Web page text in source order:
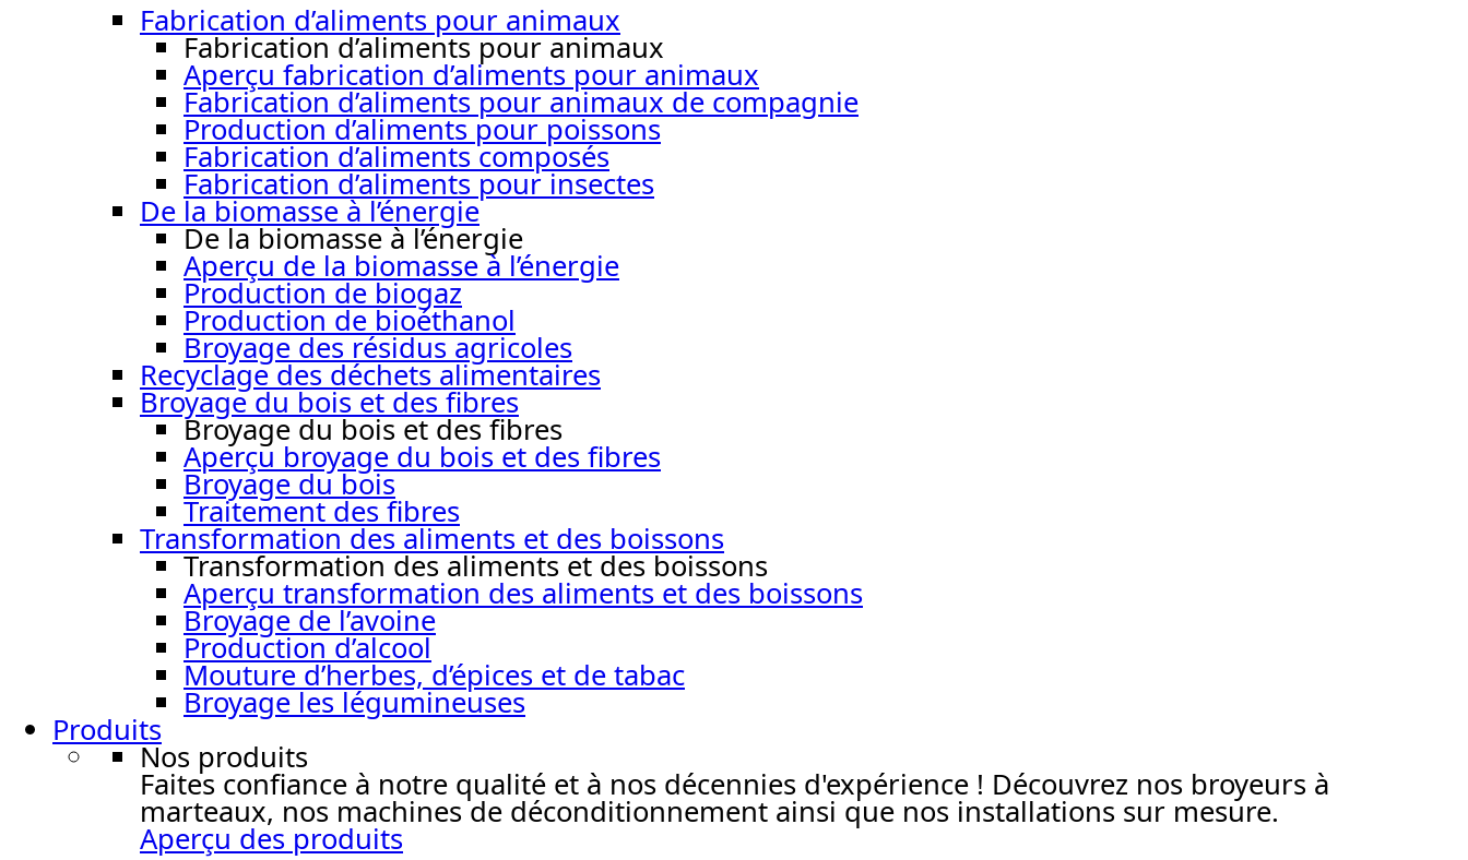
Fabrication d’aliments pour animaux
Fabrication d’aliments pour animaux
Aperçu fabrication d’aliments pour animaux
Fabrication d’aliments pour animaux de compagnie
Production d’aliments pour poissons
Fabrication d’aliments composés
Fabrication d’aliments pour insectes
De la biomasse à l’énergie
De la biomasse à l’énergie
Aperçu de la biomasse à l’énergie
Production de biogaz
Production de bioéthanol
Broyage des résidus agricoles
Recyclage des déchets alimentaires
Broyage du bois et des fibres
Broyage du bois et des fibres
Aperçu broyage du bois et des fibres
Broyage du bois
Traitement des fibres
Transformation des aliments et des boissons
Transformation des aliments et des boissons
Aperçu transformation des aliments et des boissons
Broyage de l’avoine
Production d’alcool
Mouture d’herbes, d’épices et de tabac
Broyage les légumineuses
Produits
Nos produits
Faites confiance à notre qualité et à nos décennies d'expérience ! Découvrez nos broyeurs à
marteaux, nos machines de déconditionnement ainsi que nos installations sur mesure.
Aperçu des produits